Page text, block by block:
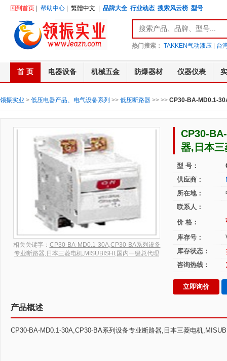
回到首页 帮助中心 繁體中文 品牌大全 行业动态 搜索风云榜 型号
热门搜索： TAKKEN气动液压 台
首 页 电器设备 机械五金 防爆器材 仪器仪表
领振实业 > 低压电器产品、电气设备系列 >> 低压断路器 >> >> CP30-BA-MD0.1-
相关关键字： CP30-BA-MD0.1-30A,CP30-BA系列设备
专业断路器,日本三菱电机,MISUBISHI,国内一级总代理
CP30-
器,日本
型 号：
供应商：
所在地：
联系人：
价 格：
库存号：
库存状态：
咨询热线：
立即询价
产品概述
CP30-BA-MD0.1-30A,CP30-BA系列设备专业断路器,日本三菱电机